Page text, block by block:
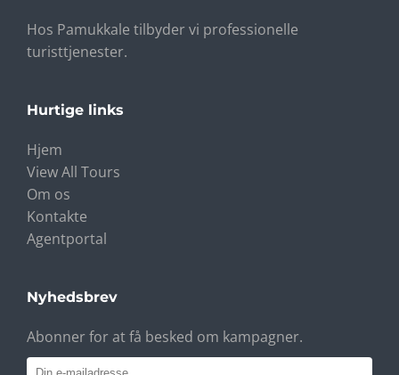
Hos Pamukkale tilbyder vi professionelle
turisttjenester.
Hurtige links
Hjem
View All Tours
Om os
Kontakte
Agentportal
Nyhedsbrev
Abonner for at få besked om kampagner.